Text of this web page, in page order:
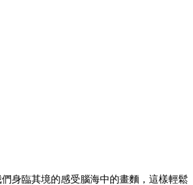
身臨其境的感受腦海中的畫麵，這樣輕鬆